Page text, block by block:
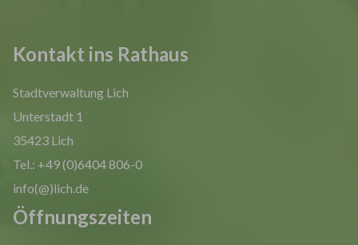
Kontakt ins Rathaus
Stadtverwaltung Lich
Unterstadt 1
35423 Lich
Tel.: +49 (0)6404 806-0
info(@)lich.de
Öffnungszeiten